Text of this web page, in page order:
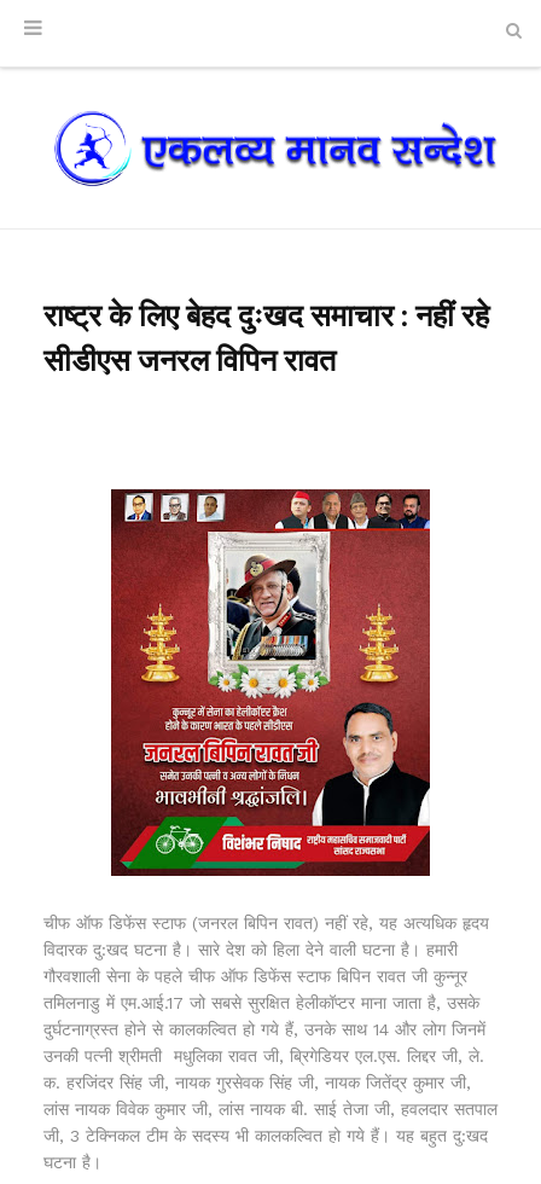
राष्ट्र के लिए बेहद दुःखद समाचार : नहीं रहे
सीडीएस जनरल विपिन रावत
चीफ ऑफ डिफेंस स्टाफ (जनरल बिपिन रावत) नहीं रहे, यह अत्यधिक हृदय
विदारक दु:खद घटना है। सारे देश को हिला देने वाली घटना है। हमारी
गौरवशाली सेना के पहले चीफ ऑफ डिफेंस स्टाफ बिपिन रावत जी कुन्नूर
तमिलनाडु में एम.आई.17 जो सबसे सुरक्षित हेलीकॉप्टर माना जाता है, उसके
दुर्घटनाग्रस्त होने से कालकल्वित हो गये हैं, उनके साथ 14 और लोग जिनमें
उनकी पत्नी श्रीमती मधुलिका रावत जी, ब्रिगेडियर एल.एस. लिद्दर जी, ले.
क. हरजिंदर सिंह जी, नायक गुरसेवक सिंह जी, नायक जितेंद्र कुमार जी,
लांस नायक विवेक कुमार जी, लांस नायक बी. साई तेजा जी, हवलदार सतपाल
जी, 3 टेक्निकल टीम के सदस्य भी कालकल्वित हो गये हैं। यह बहुत दु:खद
घटना है।